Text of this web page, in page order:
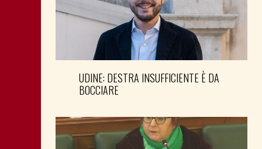
UDINE: DESTRA INSUFFICIENTE È DA
BOCCIARE